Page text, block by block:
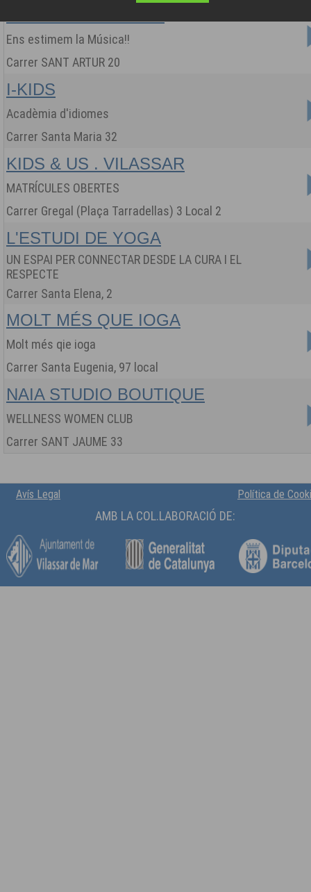
Ens estimem la Música!!
Carrer SANT ARTUR 20
I-KIDS
Acadèmia d'idiomes
Carrer Santa Maria 32
KIDS & US . VILASSAR
MATRÍCULES OBERTES
Carrer Gregal (Plaça Tarradellas) 3 Local 2
L'ESTUDI DE YOGA
UN ESPAI PER CONNECTAR DESDE LA CURA I EL
RESPECTE
Carrer Santa Elena, 2
MOLT MÉS QUE IOGA
Molt més qie ioga
Carrer Santa Eugenia, 97 local
NAIA STUDIO BOUTIQUE
WELLNESS WOMEN CLUB
Carrer SANT JAUME 33
Avís Legal Política de
AMB LA COL.LABORACIÓ DE: